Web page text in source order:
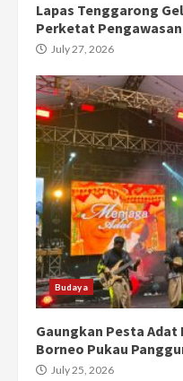
Lapas Tenggarong
Perketat
July 27, 2026
Budaya
Gaungkan Pesta
Borneo Pukau
July 25, 2026